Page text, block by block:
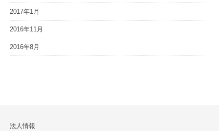
2017年1月
2016年11月
2016年8月
法人情報